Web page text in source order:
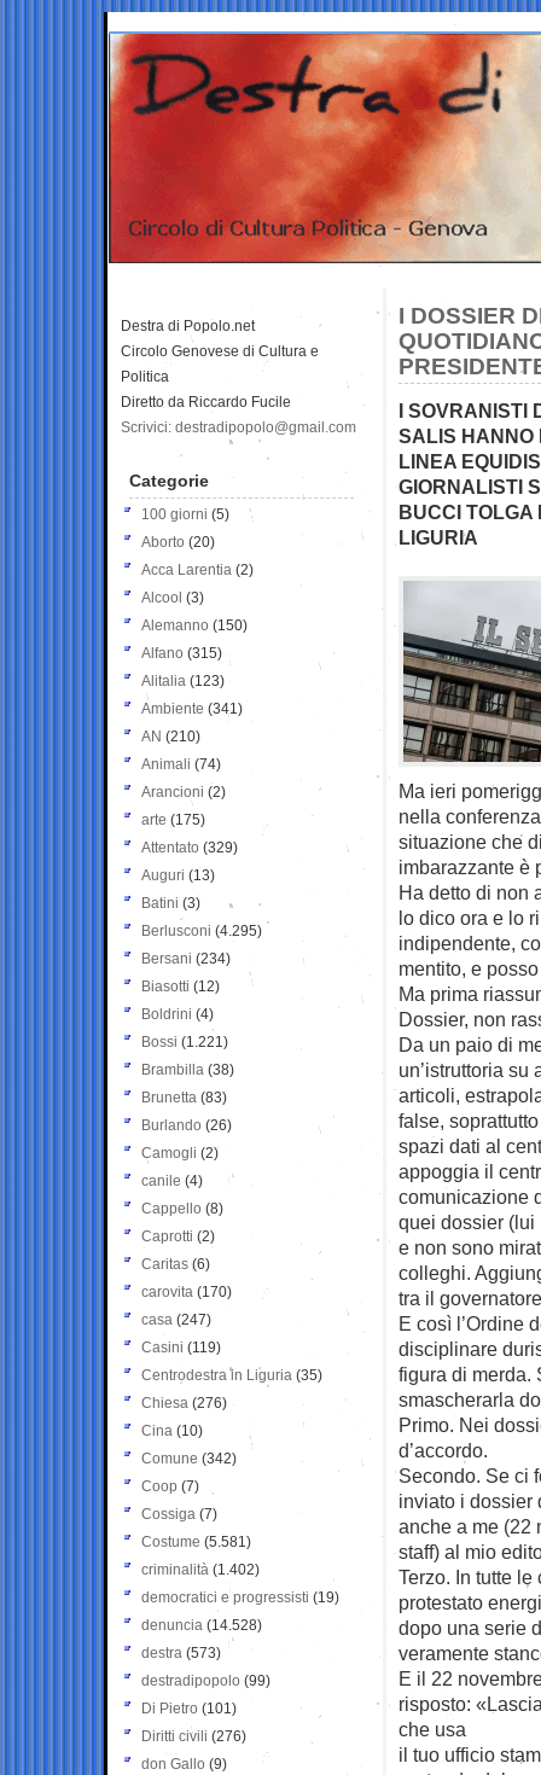
I DOSSIER
I SOVRANISTI
SALIS HANNO
LINEA
GIORNALISTI
BUCCI TOLGA
LIGURIA
Ma ieri
nella
situazione che
imbarazzante è
Ha detto di non
lo dico ora e lo
indipendente,
mentito, e
Ma prima
Dossier, non
Da un paio di
un’istruttoria
articoli,
false,
spazi dati al
appoggia il
comunicazione
quei dossier (lui
e non sono
colleghi.
tra il
E così l’Ordine
disciplinare
figura di merda.
smascherarla
Primo. Nei
d’accordo.
Secondo. Se ci
inviato i dossier
anche a me (22
staff) al mio
Terzo. In tutte
protestato
dopo una serie
veramente
E il 22
risposto:
che usa
il tuo ufficio
Destra di Popolo.net
Circolo Genovese di Cultura e
Politica
Diretto da Riccardo Fucile
Scrivici: destradipopolo@gmail.com
Categorie
100 giorni (5)
Aborto (20)
Acca Larentia (2)
Alcool (3)
Alemanno (150)
Alfano (315)
Alitalia (123)
Ambiente (341)
AN (210)
Animali (74)
Arancioni (2)
arte (175)
Attentato (329)
Auguri (13)
Batini (3)
Berlusconi (4.295)
Bersani (234)
Biasotti (12)
Boldrini (4)
Bossi (1.221)
Brambilla (38)
Brunetta (83)
Burlando (26)
Camogli (2)
canile (4)
Cappello (8)
Caprotti (2)
Caritas (6)
carovita (170)
casa (247)
Casini (119)
Centrodestra in Liguria (35)
Chiesa (276)
Cina (10)
Comune (342)
Coop (7)
Cossiga (7)
Costume (5.581)
criminalità (1.402)
democratici e progressisti (19)
denuncia (14.528)
destra (573)
destradipopolo (99)
Di Pietro (101)
Diritti civili (276)
don Gallo (9)